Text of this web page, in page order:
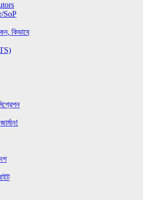
SoP
কিভাবে